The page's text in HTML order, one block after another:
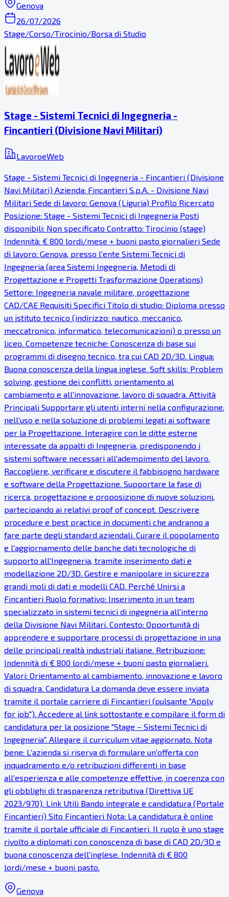
Genova
26/07/2026
Stage/Corso/Tirocinio/Borsa di Studio
Stage - Sistemi Tecnici di Ingegneria -
Fincantieri (Divisione Navi Militari)
LavoroeWeb
Stage - Sistemi Tecnici di Ingegneria - Fincantieri (Divisione
Navi Militari) Azienda: Fincantieri S.p.A. - Divisione Navi
Militari Sede di lavoro: Genova (Liguria) Profilo Ricercato
Posizione: Stage - Sistemi Tecnici di Ingegneria Posti
disponibili: Non specificato Contratto: Tirocinio (stage)
Indennità: € 800 lordi/mese + buoni pasto giornalieri Sede
di lavoro: Genova, presso l'ente Sistemi Tecnici di
Ingegneria (area Sistemi Ingegneria, Metodi di
Progettazione e Progetti Trasformazione Operations)
Settore: Ingegneria navale militare, progettazione
CAD/CAE Requisiti Specifici Titolo di studio: Diploma presso
un istituto tecnico (indirizzo: nautico, meccanico,
meccatronico, informatico, telecomunicazioni) o presso un
liceo. Competenze tecniche: Conoscenza di base sui
programmi di disegno tecnico, tra cui CAD 2D/3D. Lingua:
Buona conoscenza della lingua inglese. Soft skills: Problem
solving, gestione dei conflitti, orientamento al
cambiamento e all'innovazione, lavoro di squadra. Attività
Principali Supportare gli utenti interni nella configurazione,
nell'uso e nella soluzione di problemi legati ai software
per la Progettazione. Interagire con le ditte esterne
interessate da appalti di Ingegneria, predisponendo i
sistemi software necessari all'adempimento del lavoro.
Raccogliere, verificare e discutere il fabbisogno hardware
e software della Progettazione. Supportare la fase di
ricerca, progettazione e proposizione di nuove soluzioni,
partecipando ai relativi proof of concept. Descrivere
procedure e best practice in documenti che andranno a
fare parte degli standard aziendali. Curare il popolamento
e l'aggiornamento delle banche dati tecnologiche di
supporto all'Ingegneria, tramite inserimento dati e
modellazione 2D/3D. Gestire e manipolare in sicurezza
grandi moli di dati e modelli CAD. Perché Unirsi a
Fincantieri Ruolo formativo: Inserimento in un team
specializzato in sistemi tecnici di ingegneria all'interno
della Divisione Navi Militari. Contesto: Opportunità di
apprendere e supportare processi di progettazione in una
delle principali realtà industriali italiane. Retribuzione:
Indennità di € 800 lordi/mese + buoni pasto giornalieri.
Valori: Orientamento al cambiamento, innovazione e lavoro
di squadra. Candidatura La domanda deve essere inviata
tramite il portale carriere di Fincantieri (pulsante "Apply
for job"). Accedere al link sottostante e compilare il form di
candidatura per la posizione "Stage – Sistemi Tecnici di
Ingegneria". Allegare il curriculum vitae aggiornato. Nota
bene: L'azienda si riserva di formulare un'offerta con
inquadramento e/o retribuzioni differenti in base
all'esperienza e alle competenze effettive, in coerenza con
gli obblighi di trasparenza retributiva (Direttiva UE
2023/970). Link Utili Bando integrale e candidatura (Portale
Fincantieri) Sito Fincantieri Nota: La candidatura è online
tramite il portale ufficiale di Fincantieri. Il ruolo è uno stage
rivolto a diplomati con conoscenza di base di CAD 2D/3D e
buona conoscenza dell'inglese. Indennità di € 800
lordi/mese + buoni pasto.
Genova